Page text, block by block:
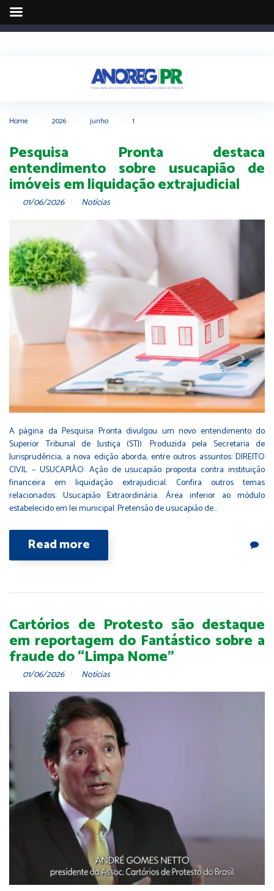
Home 2026 junho 1
Pesquisa Pronta destaca
entendimento sobre usucapião de
imóveis em liquidação extrajudicial
01/06/2026 Notícias
A página da Pesquisa Pronta divulgou um novo entendimento do
Superior Tribunal de Justiça (STJ). Produzida pela Secretaria de
Jurisprudência, a nova edição aborda, entre outros assuntos: DIREITO
CIVIL – USUCAPIÃO: Ação de usucapião proposta contra instituição
financeira em liquidação extrajudicial. Confira outros temas
relacionados: Usucapião Extraordinária. Área inferior ao módulo
estabelecido em lei municipal. Pretensão de usucapião de…
Read more
Cartórios de Protesto são destaque
em reportagem do Fantástico sobre a
fraude do “Limpa Nome”
01/06/2026 Notícias